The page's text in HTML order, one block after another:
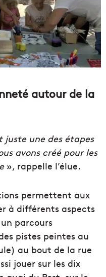
autour de la
juste une des étapes
avons créé pour les
», rappelle l’élue.
permettent aux
à différents aspects
parcours
pistes peintes au
au bout de la rue
jouer sur les dix